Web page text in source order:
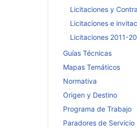
Licitaciones y
Licitaciones e
Licitaciones 2011-
Guías Técnicas
Mapas Temáticos
Normativa
Origen y Destino
Programa de Trabajo
Paradores de Servicio